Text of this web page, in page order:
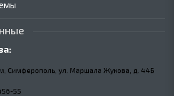
Симферополь, ул. Маршала Жукова, д. 44Б
55